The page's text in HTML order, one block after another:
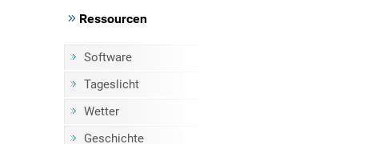
Ressourcen
Software
Tageslicht
Wetter
Geschichte